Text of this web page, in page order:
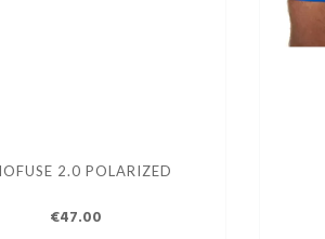
2.0 POLARIZED
€47.00